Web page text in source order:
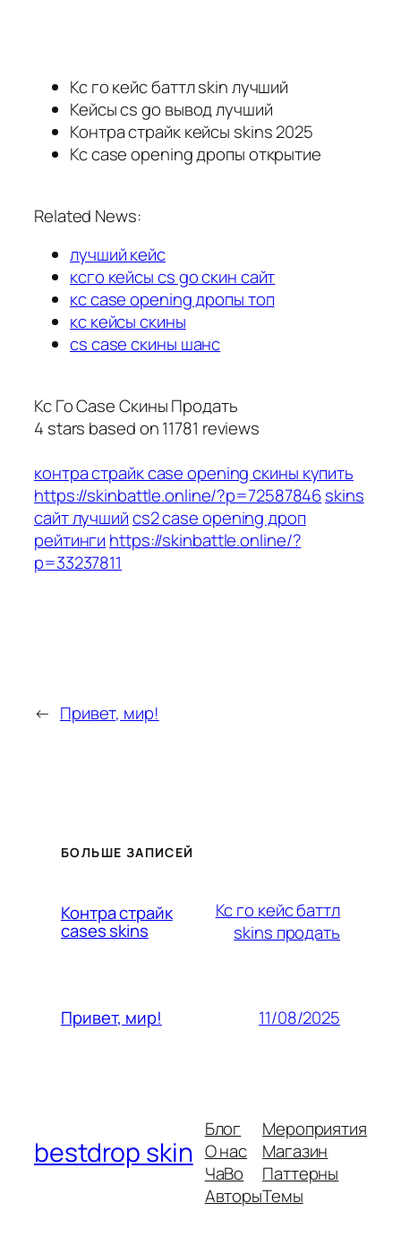
Кс го кейс баттл skin лучший
Кейсы cs go вывод лучший
Контра страйк кейсы skins 2025
Кс case opening дропы открытие
Related News:
лучший кейс
ксго кейсы cs go скин сайт
кс case opening дропы топ
кс кейсы скины
cs case скины шанс
Кс Го Case Скины Продать
4 stars based on11781 reviews
контра страйк case opening скины купить
https://skinbattle.online/?p=72587846skins
сайт лучшийcs2 case opening дроп
рейтинги https://skinbattle.online/?
p=33237811
← Привет, мир!
БОЛЬШЕ ЗАПИСЕЙ
Контра страйк
cases skins
Кс го кейс баттл
skins продать
Привет, мир! 11/08/2025
bestdrop skin
Блог
О нас
ЧаВо
Авторы
Мероприятия
Магазин
Паттерны
Темы